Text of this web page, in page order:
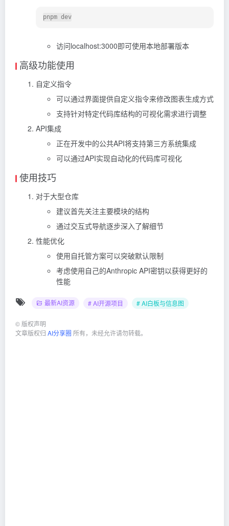
访问localhost:3000即可使用本地部署版本
高级功能使用
自定义指令
可以通过界面提供自定义指令来修改图表生成方式
支持针对特定代码库结构的可视化需求进行调整
API集成
正在开发中的公共API将支持第三方系统集成
可以通过API实现自动化的代码库可视化
使用技巧
对于大型仓库
建议首先关注主要模块的结构
通过交互式导航逐步深入了解细节
性能优化
使用自托管方案可以突破默认限制
考虑使用自己的Anthropic API密钥以获得更好的
性能
最新AI资源 # AI开源项目 # AI白板与信息图
© 版权声明
文章版权归 AI分享圈 所有，未经允许请勿转载。